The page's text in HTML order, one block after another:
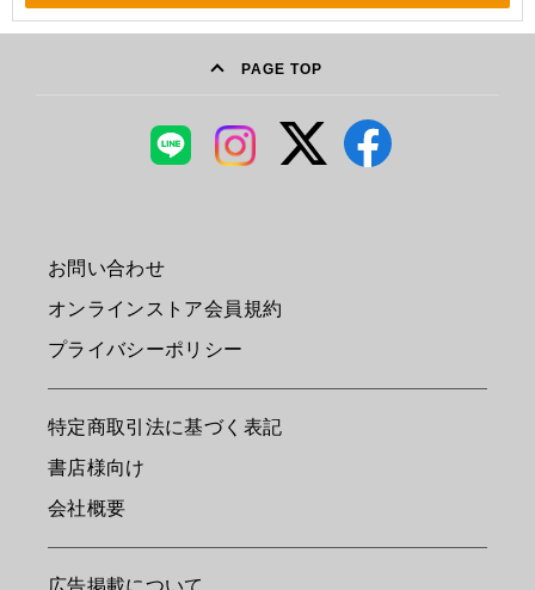
PAGE TOP
お問い合わせ
オンラインストア会員規約
プライバシーポリシー
特定商取引法に基づく表記
書店様向け
会社概要
広告掲載について